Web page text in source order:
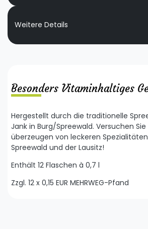
Weitere Details
Besonders Vitaminhaltiges
Hergestellt durch die traditionelle
Jank in Burg/Spreewald. Versuchen
überzeugen von leckeren
Spreewald und der Lausitz!
Enthält 12 Flaschen à 0,7 l
Zzgl. 12 x 0,15 EUR MEHRWEG-Pfand